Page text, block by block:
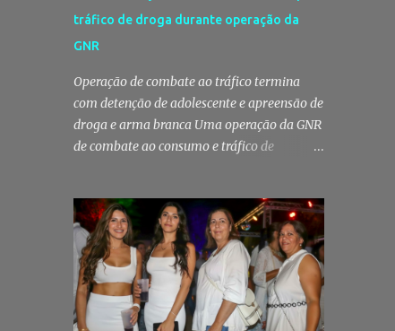
tráfico de droga durante operação da
GNR
Operação de combate ao tráfico termina
com detenção de adolescente e apreensão de
droga e arma branca Uma operação da GNR
de combate ao consumo e tráfico de
concelho de Palmela. A ação culminou com a
apreensão de dezenas de doses de canábis,
uma arma branca e dinheiro, reforçando a
vigilância das autoridades sobre este tipo de
criminalidade no distrito de Setúbal. Droga,
arma branca e dinheiro apreendidos pela